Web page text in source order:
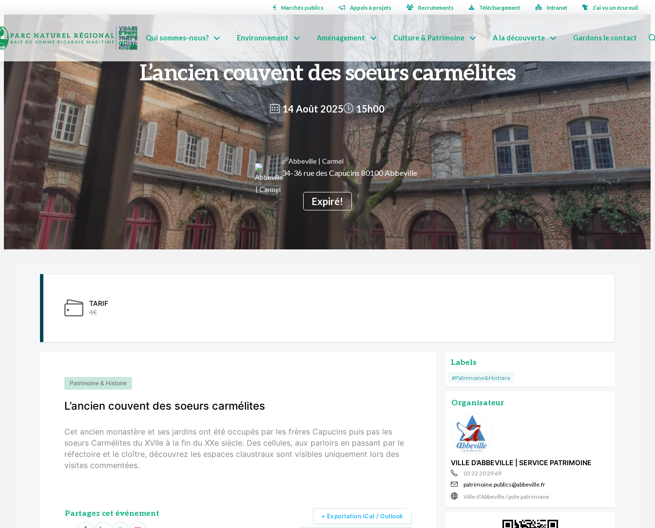
Marchés publics Appels à projets Recrutements Téléchargement Intranet J’ai vu un écureuil
Qui sommes-nous? Environnement Aménagement Culture & Patrimoine A la découverte Gardons le contact
L’ancien couvent des soeurs carmélites
14 Août 2025
Expiré!
15h00
Abbeville | Carmel
34-36 rue des Capucins 80100 Abbeville
TARIF
4€
Patrimoine & Histoire
L’ancien couvent des soeurs carmélites
Cet ancien monastère et ses jardins ont été occupés par les frères Capucins puis pas les
soeurs Carmélites du XVIIe à la fin du XXe siècle. Des cellules, aux parloirs en passant par le
réfectoire et le cloître, découvrez les espaces claustraux sont visibles uniquement lors des
visites commentées.
Partagez cet événement + Exportation iCal / Outlook
Labels
#Patrimoine&Histoire
Organisateur
VILLE D’ABBEVILLE | SERVICE PATRIMOINE
03 22 20 29 69
patrimoine.publics@abbeville.fr
Ville d'Abbeville / pole patrimoine